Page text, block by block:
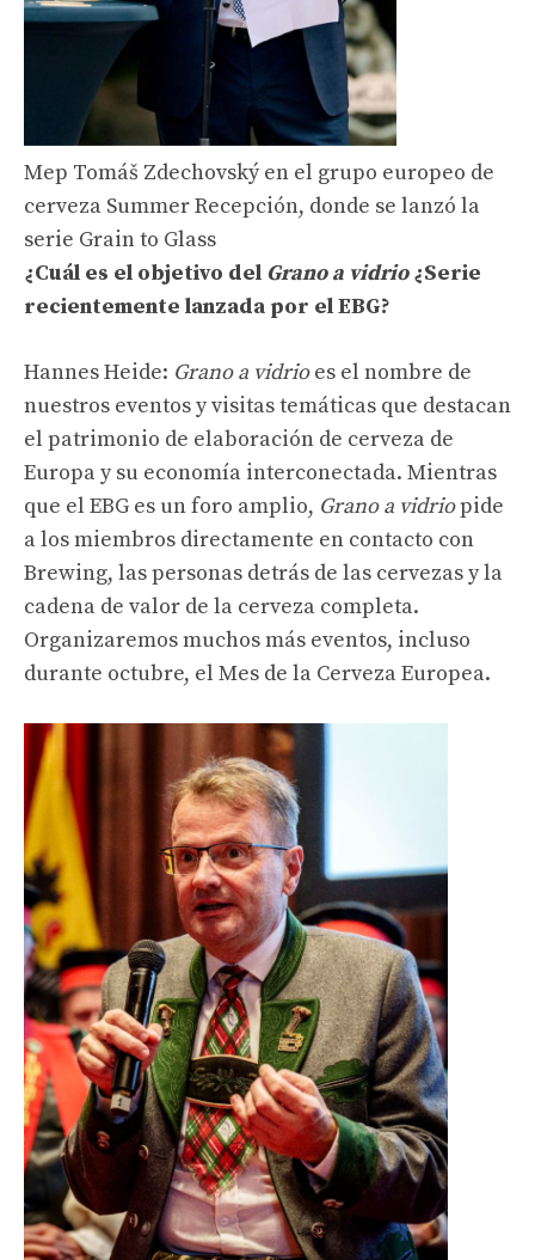
Mep Tomáš Zdechovský en el grupo europeo de
cerveza Summer Recepción, donde se lanzó la
serie Grain to Glass
¿Cuál es el objetivo del Grano a vidrio¿Serie
recientemente lanzada por el EBG?
Hannes Heide: Grano a vidrioes el nombre de
nuestros eventos y visitas temáticas que destacan
el patrimonio de elaboración de cerveza de
Europa y su economía interconectada. Mientras
que el EBG es un foro amplio, Grano a vidriopide
a los miembros directamente en contacto con
Brewing, las personas detrás de las cervezas y la
cadena de valor de la cerveza completa.
Organizaremos muchos más eventos, incluso
durante octubre, el Mes de la Cerveza Europea.